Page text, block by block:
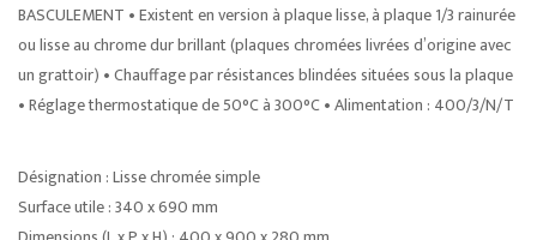
BASCULEMENT • Existent en version à plaque lisse, à plaque 1/3 rainurée
ou lisse au chrome dur brillant (plaques chromées livrées d’origine avec
un grattoir) • Chauffage par résistances blindées situées sous la plaque
• Réglage thermostatique de 50°C à 300°C • Alimentation : 400/3/N/T
Désignation : Lisse chromée simple
Surface utile : 340 x 690 mm